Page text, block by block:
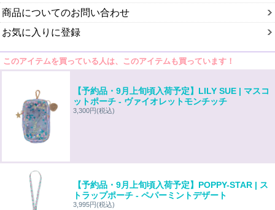
商品についてのお問い合わせ
お気に入りに登録
このアイテムを買っている人は、このアイテムも買っています！
【予約品・9月上旬頃入荷予定】LILY SUE | マスコ
ットポーチ - ヴァイオレットモンチッチ
3,300円(税込)
【予約品・9月上旬頃入荷予定】POPPY-STAR | ス
トラップポーチ - ペパーミントデザート
3,995円(税込)